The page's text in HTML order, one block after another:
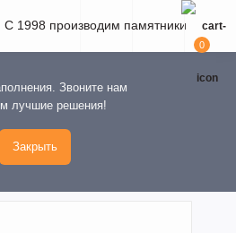
Звоните нам
лучшие решения!
Закрыть
С 1998 производим памятники
0